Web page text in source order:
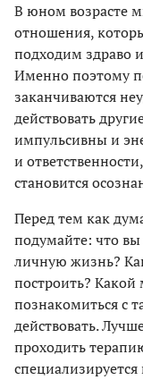
В юном возрасте
отношения,
подходим здраво
Именно поэтому
заканчиваются
действовать
импульсивны и
и
становится
Перед тем как
подумайте: что вы
личную жизнь?
построить?
познакомиться с
действовать.
проходить